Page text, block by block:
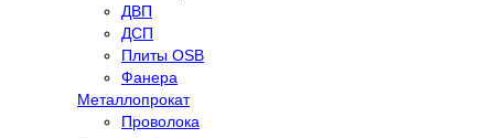
ДВП
ДСП
Плиты OSB
Фанера
Металлопрокат
Проволока